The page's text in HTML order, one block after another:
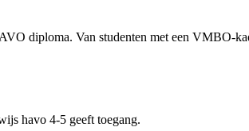
diploma. Van studenten met een VMBO-
havo 4-5 geeft toegang.